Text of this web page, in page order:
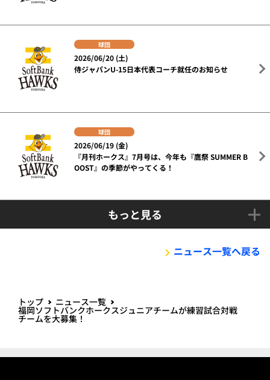
球団
2026/06/20 (土)
侍ジャパンU-15日本代表コーチ就任のお知らせ
球団
2026/06/19 (金)
『月刊ホークス』7月号は、今年も『鷹祭 SUMMER B
OOST』の季節がやってくる！
もっと見る
ニュース一覧へ戻る
トップ ニュース一覧
福岡ソフトバンクホークスジュニアチームが練習試合対戦
チームを大募集！